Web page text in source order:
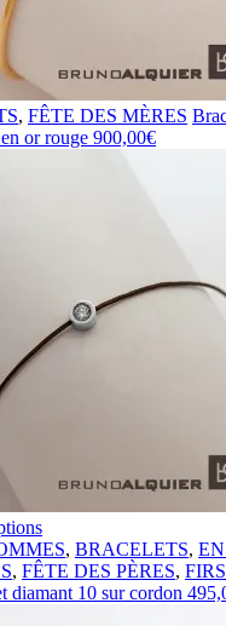
, FÊTE DES MÈRES
or rouge 900,00€
, BRACELETS,
, FÊTE DES PÈRES,
diamant 10 sur cordon